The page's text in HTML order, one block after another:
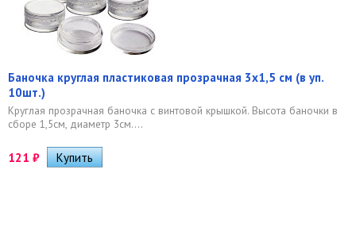
Баночка круглая пластиковая прозрачная 3х1,5 см (в уп.
10шт.)
Круглая прозрачная баночка с винтовой крышкой. Высота баночки в
сборе 1,5см, диаметр 3см....
121 ₽